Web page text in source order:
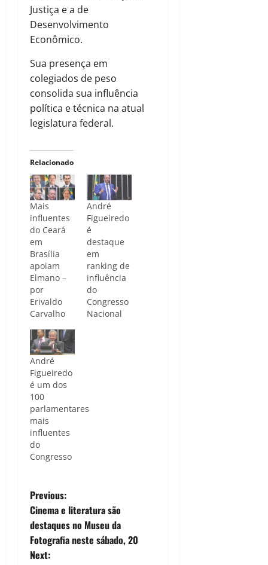
Justiça e a de
Desenvolvimento
Econômico.
Sua presença em
colegiados de peso
consolida sua influência
política e técnica na atual
legislatura federal.
Relacionado
Mais
influentes
do Ceará
em
Brasília
apoiam
Elmano –
por
Erivaldo
Carvalho
André
Figueiredo
é
destaque
em
ranking de
influência
do
Congresso
Nacional
André
Figueiredo
é um dos
100
parlamentares
mais
influentes
do
Congresso
P
o
s
Previous:
Cinema e literatura são
destaques no Museu da
Fotografia neste sábado, 20
Next: